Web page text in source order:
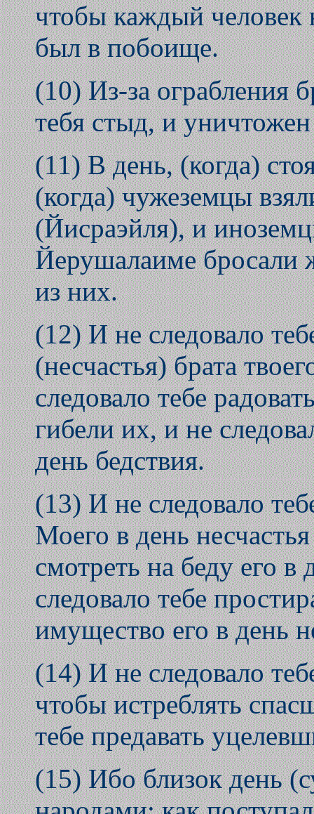
чтобы каждый человек
был в побоище.
(10) Из-за ограбления
тебя стыд, и
(11) В день, (когда)
(когда) чужеземцы
(Йисраэйля), и
Йерушалаиме бросали
из них.
(12) И не следовало
(несчастья) брата
следовало тебе
гибели их, и не
день бедствия.
(13) И не следовало
Моего в день
смотреть на беду его в
следовало тебе
имущество его в день
(14) И не следовало
чтобы истреблять
тебе предавать
(15) Ибо близок день